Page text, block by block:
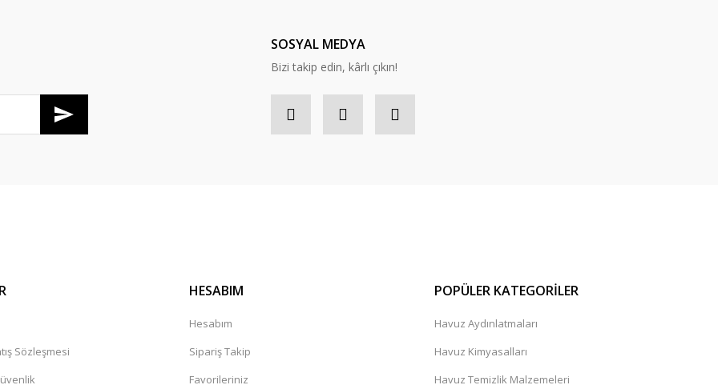
SOSYAL MEDYA
Bizi takip edin, kârlı çıkın!
Sözleşmesi
HESABIM
Hesabım
Sipariş Takip
Favorileriniz
POPÜLER KATEGORİLER
Havuz Aydınlatmaları
Havuz Kimyasalları
Havuz Temizlik Malzemeleri